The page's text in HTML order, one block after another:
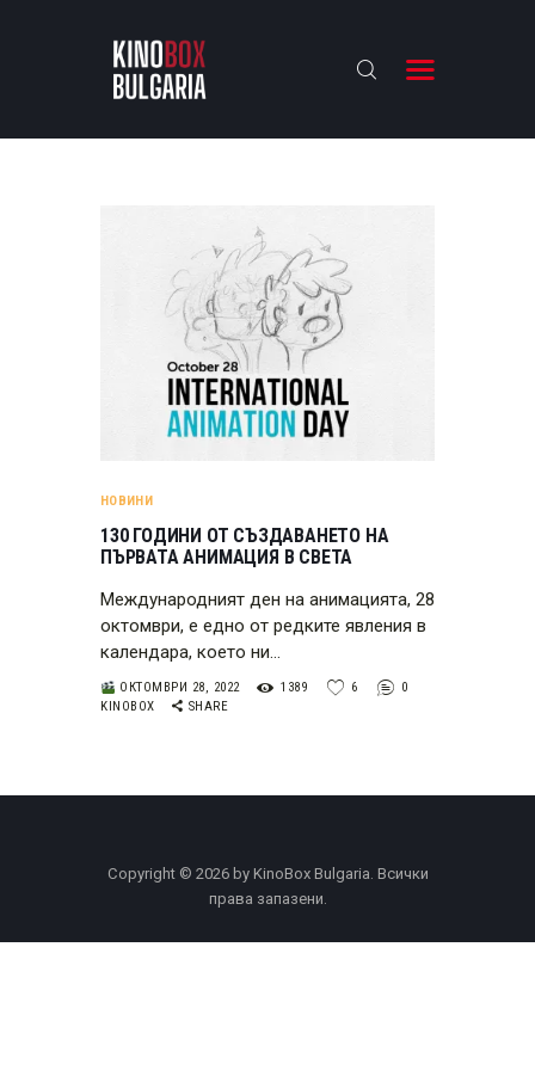
KINOBOX BULGARIA
БАХТИ НАГРАДИТЕ
ИНТЕРВЮТА
ЗА НАС
НОВИНИ
130 ГОДИНИ ОТ СЪЗДАВАНЕТО НА
ПЪРВАТА АНИМАЦИЯ В СВЕТА
Международният ден на анимацията, 28
октомври, е едно от редките явления в
календара, което ни…
ОКТОМВРИ 28, 2022 1389 6
0
KINOBOX
SHARE
Copyright © 2026 by KinoBox Bulgaria. Всички
права запазени.